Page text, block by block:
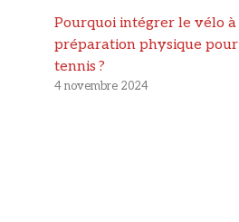
Pourquoi intégrer le vélo
préparation physique
tennis ?
4 novembre 2024